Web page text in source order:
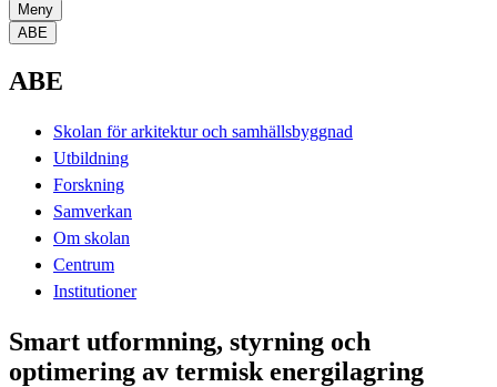
Meny
ABE
ABE
Skolan för arkitektur och samhällsbyggnad
Utbildning
Forskning
Samverkan
Om skolan
Centrum
Institutioner
Smart utformning, styrning och
optimering av termisk energilagring